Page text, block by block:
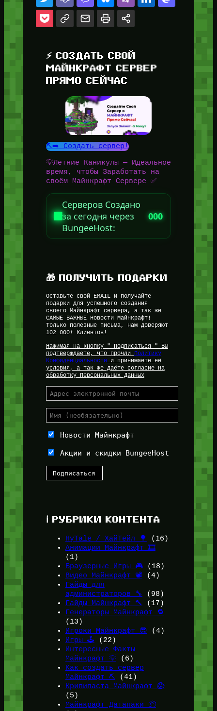
⚡ СОЗДАТЬ СВОЙ
МАЙНКРАФТ СЕРВЕР
ПРЯМО СЕЙЧАС
⛏️➡️ Создать сервер!
💡Летние Каникулы — Идеальное
время, чтобы Заработать на
своём Майнкрафт Сервере ✅
Серверов Создано
за сегодня через
BungeeHost:
000
🎁 ПОЛУЧИТЬ ПОДАРКИ
Оставьте свой EMAIL и получайте
подарки для успешного создания
своего Майнкрафт сервера, а так же
САМЫЕ ВАЖНЫЕ Новости Майнкрафт!
Только полезные письма, нам доверяют
102 000+ Клиентов!
Нажимая на кнопку " Подписаться " Вы
подтверждаете, что прочли
Политику
Конфиденциальностии принимаете её
условия, а так же даёте согласие на
обработку Персональных Данных
Новости Майнкрафт
Акции и скидки BungeeHost
ℹ️ РУБРИКИ КОНТЕНТА
HyTale / ХайТейл 🌳
(16)
Анимации Майнкрафт 🎞️
(1)
Браузерные Игры 🎮(18)
Видео Майнкрафт 📽️ (4)
Гайды для
администраторов 🔧
(98)
Гайды Майнкрафт 🔨
(17)
Генераторы Майнкрафт 🔁
(13)
Игроки Майнкрафт 😎 (4)
Игры 🕹️ (22)
Интересные Факты
Майнкрафт 💡(6)
Как создать сервер
Майнкрафт ⛏️ (41)
Крипипаста Майнкрафт 😱
(5)
Майнкрафт Датапаки 📦